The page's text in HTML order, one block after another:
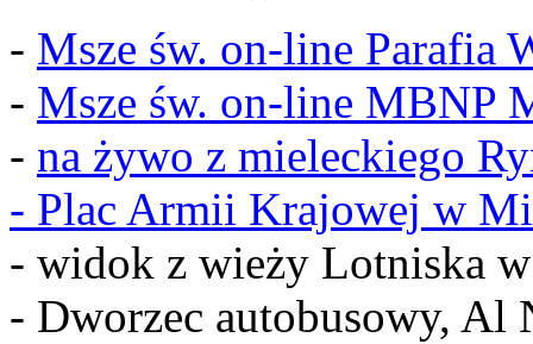
- Msze św. on-line Parafia
- Msze św. on-line MBNP
- na żywo z mieleckiego
- Plac Armii Krajowej w
- widok z wieży Lotniska
- Dworzec autobusowy, Al